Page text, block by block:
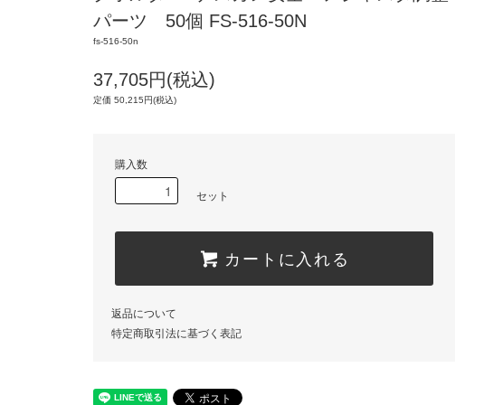
パーツ 50個 FS-516-50N
fs-516-50n
37,705円(税込)
定価 50,215円(税込)
購入数
セット
カートに入れる
返品について
特定商取引法に基づく表記